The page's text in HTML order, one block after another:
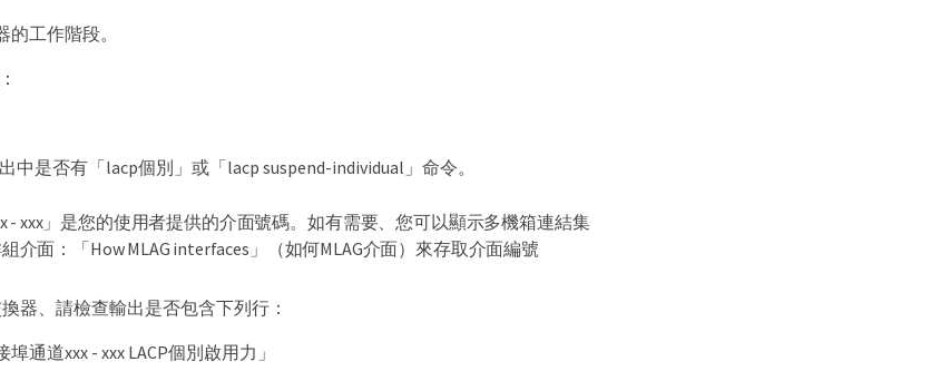
的工作階段。
中是否有「lacp個別」或「lacp suspend-individual」命令。
- xxx」是您的使用者提供的介面號碼。如有需要、您可以顯示多機箱連結集
介面：「How MLAG interfaces」（如何MLAG介面）來存取介面編號
器、請檢查輸出是否包含下列行：
埠通道xxx - xxx LACP個別啟用力」